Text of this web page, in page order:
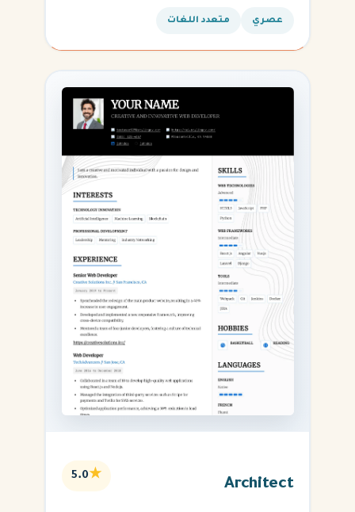
القادمة.
عصري متعدد اللغات
Architect
★
5.0